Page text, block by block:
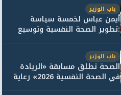
باب الوزير
أيمن عباس لخمسة سياسة
:تطوير الصحة النفسية وتوسيع
خدمات العلاج و...
باب الوزير
الصحة تطلق مسابقة «الريادة
في الصحة النفسية 2026» رعاية
نفسية اف...